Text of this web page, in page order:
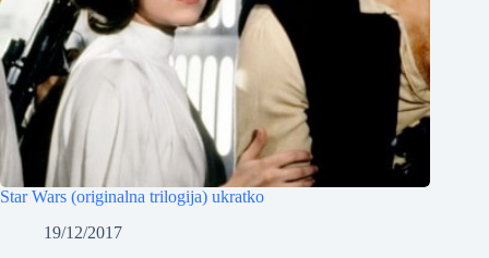
Star Wars (originalna trilogija) ukratko
19/12/2017